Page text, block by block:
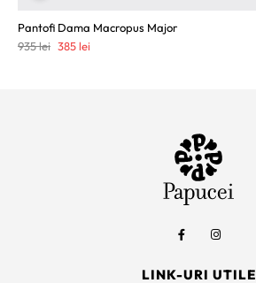
Pantofi Dama Macropus Major
935lei Prețul
385lei
LINK-URI UTILE